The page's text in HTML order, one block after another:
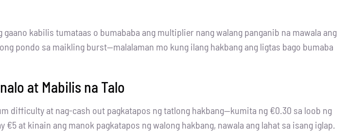
kabilis tumataas o bumababa ang multiplier nang walang panganib na mawala ang
pondo sa maikling burst—malalaman mo kung ilang hakbang ang ligtas bago bumaba
at Mabilis na Talo
difficulty at nag-cash out pagkatapos ng tatlong hakbang—kumita ng €0.30 sa loob ng
at kinain ang manok pagkatapos ng walong hakbang, nawala ang lahat sa isang iglap.